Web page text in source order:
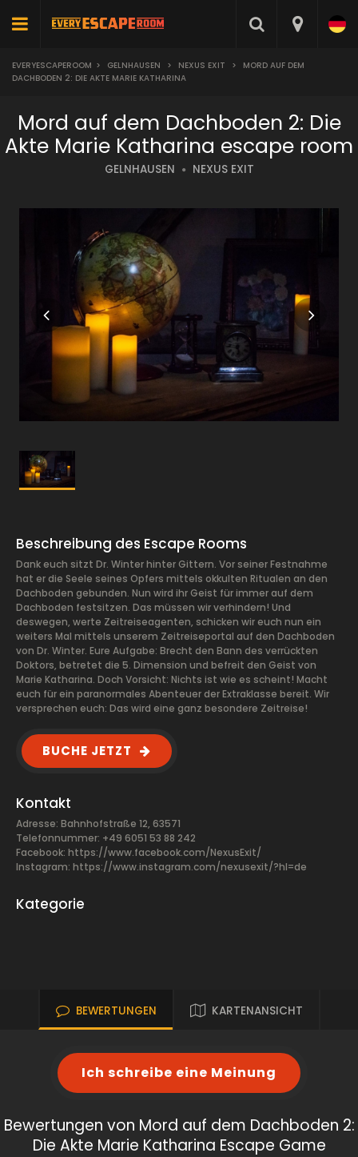
EVERYESCAPEROOM > GELNHAUSEN > NEXUS EXIT >
MORD AUF DEM
DACHBODEN 2: DIE AKTE MARIE KATHARINA
Mord auf dem Dachboden 2: Die
Akte Marie Katharina escape room
GELNHAUSEN NEXUS EXIT
Beschreibung des Escape Rooms
Dank euch sitzt Dr. Winter hinter Gittern. Vor seiner Festnahme
hat er die Seele seines Opfers mittels okkulten Ritualen an den
Dachboden gebunden. Nun wird ihr Geist für immer auf dem
Dachboden festsitzen. Das müssen wir verhindern! Und
deswegen, werte Zeitreiseagenten, schicken wir euch nun ein
weiters Mal mittels unserem Zeitreiseportal auf den Dachboden
von Dr. Winter. Eure Aufgabe: Brecht den Bann des verrückten
Doktors, betretet die 5. Dimension und befreit den Geist von
Marie Katharina. Doch Vorsicht: Nichts ist wie es scheint! Macht
euch für ein paranormales Abenteuer der Extraklasse bereit. Wir
versprechen euch: Das wird eine ganz besondere Zeitreise!
BUCHE JETZT
Kontakt
Adresse: Bahnhofstraße 12, 63571
Telefonnummer: +49 6051 53 88 242
Facebook: https://www.facebook.com/NexusExit/
Instagram: https://www.instagram.com/nexusexit/?hl=de
Kategorie
BEWERTUNGEN KARTENANSICHT
Ich schreibe eine Meinung
Bewertungen von Mord auf dem Dachboden 2:
Die Akte Marie Katharina Escape Game